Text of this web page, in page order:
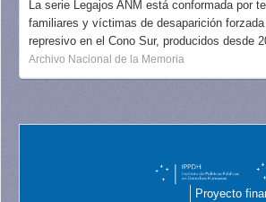
La serie Legajos ANM está conformada por
familiares y víctimas de desaparición
represivo en el Cono Sur, producidos desde
Archivo Nacional de la Memoria
Proyecto